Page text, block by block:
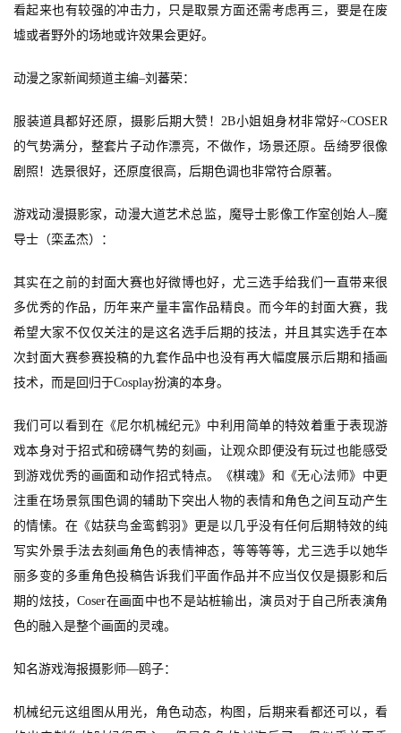
首
游
茶
原
创
游
戏
业
界
手
机
游
戏
单
机
游
戏
看起来也有较强的冲击力，只是取景方面还需考虑再三，要是在废
墟或者野外的场地或许效果会更好。
动漫之家新闻频道主编–刘蕃荣：
服装道具都好还原，摄影后期大赞！2B小姐姐身材非常好~COSER
的气势满分，整套片子动作漂亮，不做作，场景还原。岳绮罗很像
剧照！选景很好，还原度很高，后期色调也非常符合原著。
游戏动漫摄影家，动漫大道艺术总监，魔导士影像工作室创始人–魔
导士（栾孟杰）：
其实在之前的封面大赛也好微博也好，尤三选手给我们一直带来很
多优秀的作品，历年来产量丰富作品精良。而今年的封面大赛，我
希望大家不仅仅关注的是这名选手后期的技法，并且其实选手在本
次封面大赛参赛投稿的九套作品中也没有再大幅度展示后期和插画
技术，而是回归于Cosplay扮演的本身。
我们可以看到在《尼尔机械纪元》中利用简单的特效着重于表现游
戏本身对于招式和磅礴气势的刻画，让观众即便没有玩过也能感受
到游戏优秀的画面和动作招式特点。《棋魂》和《无心法师》中更
注重在场景氛围色调的辅助下突出人物的表情和角色之间互动产生
的情愫。在《姑获鸟金鸾鹤羽》更是以几乎没有任何后期特效的纯
写实外景手法去刻画角色的表情神态，等等等等，尤三选手以她华
丽多变的多重角色投稿告诉我们平面作品并不应当仅仅是摄影和后
期的炫技，Coser在画面中也不是站桩输出，演员对于自己所表演角
色的融入是整个画面的灵魂。
知名游戏海报摄影师—鸥子：
机械纪元这组图从用光，角色动态，构图，后期来看都还可以，看